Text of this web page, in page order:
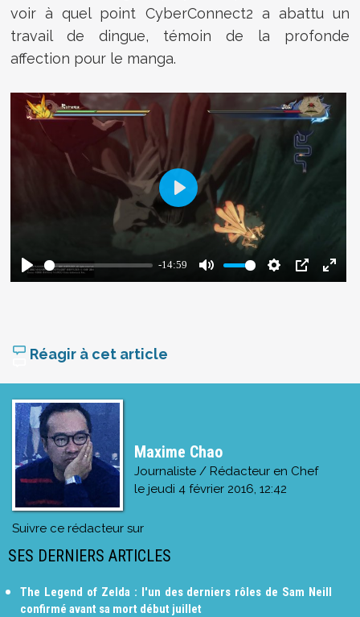
voir à quel point CyberConnect2 a abattu un
travail de dingue, témoin de la profonde
affection pour le manga.
Réagir à cet article
Maxime Chao
Journaliste / Rédacteur en Chef
le jeudi 4 février 2016, 12:42
Suivre ce rédacteur sur
SES DERNIERS ARTICLES
The Legend of Zelda : l'un des derniers rôles de Sam Neill
confirmé avant sa mort début juillet